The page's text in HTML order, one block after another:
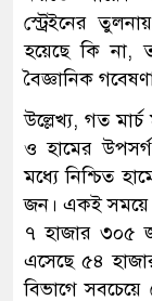
স্ট্রেইনের
হয়েছে কি না,
বৈজ্ঞানিক
উল্লেখ্য, গত
ও হামের
মধ্যে নিশ্চিত
জন। একই সময়ে
৭ হাজার ৩০৫
এসেছে ৫৪
বিভাগে